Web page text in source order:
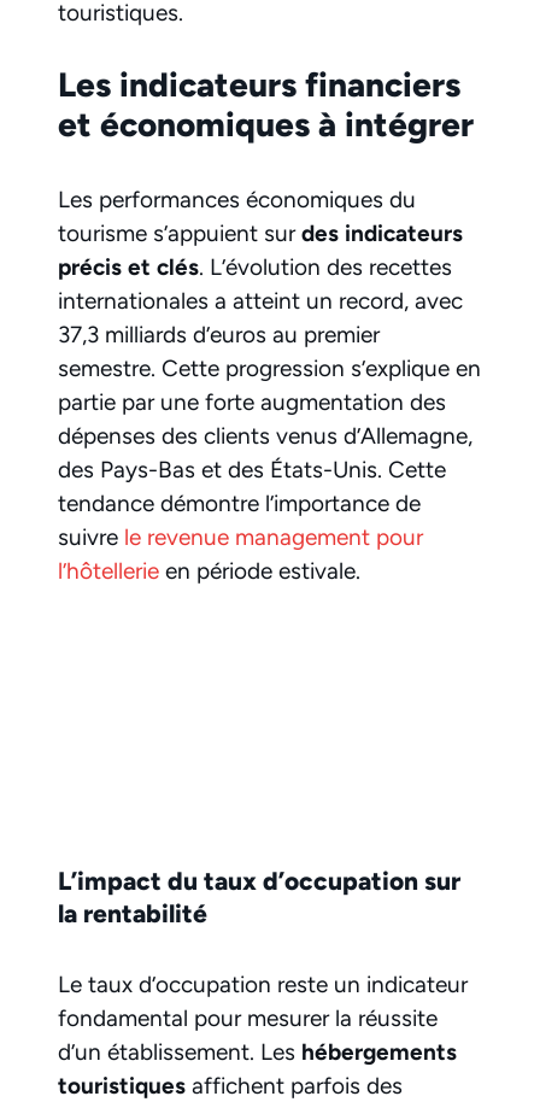
touristiques.
Les indicateurs financiers
et économiques à intégrer
Les performances économiques du
tourisme s’appuient surdes indicateurs
précis et clés. L’évolution des recettes
internationales a atteint un record, avec
37,3 milliards d’euros au premier
semestre. Cette progression s’explique en
partie par une forte augmentation des
dépenses des clients venus d’Allemagne,
des Pays-Bas et des États-Unis. Cette
tendance démontre l’importance de
suivre le revenue management pour
l’hôtellerie en période estivale.
L’impact du taux d’occupation sur
la rentabilité
Le taux d’occupation reste un indicateur
fondamental pour mesurer la réussite
d’un établissement. Les hébergements
touristiques affichent parfois des